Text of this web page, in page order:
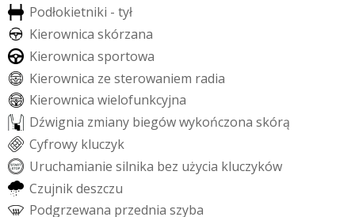
Podłokietniki - tył
Kierownica skórzana
Kierownica sportowa
Kierownica ze sterowaniem radia
Kierownica wielofunkcyjna
Dźwignia zmiany biegówwykończona skórą
Cyfrowy kluczyk
Uruchamianie silnika bez użycia kluczyków
Czujnikdeszczu
Podgrzewana przednia szyba